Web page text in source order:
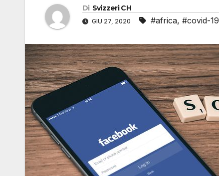
Di Svizzeri CH
GIU 27, 2020 #africa, #covid-19